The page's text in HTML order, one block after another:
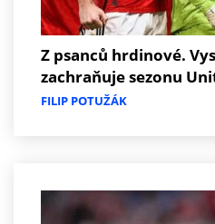
Z psanců hrdinové.
zachraňuje sezonu
FILIP POTUŽÁK